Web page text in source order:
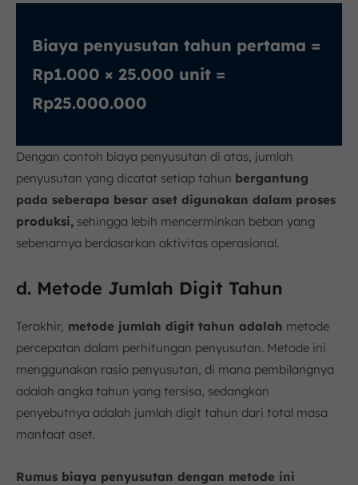
Biaya penyusutan tahun pertama =
Rp25.000.000
Dengan contoh biaya penyusutan di atas, jumlah
penyusutan yang dicatat setiap tahun bergantung
pada seberapa besar aset digunakan dalam proses
produksi, sehingga lebih mencerminkan beban yang
sebenarnya berdasarkan aktivitas operasional.
d. Metode Jumlah Digit Tahun
Terakhir, metode jumlah digit tahun adalah metode
percepatan dalam perhitungan penyusutan. Metode ini
menggunakan rasio penyusutan, di mana pembilangnya
adalah angka tahun yang tersisa, sedangkan
penyebutnya adalah jumlah digit tahun dari total masa
manfaat aset.
Rumus biaya penyusutan dengan metode ini